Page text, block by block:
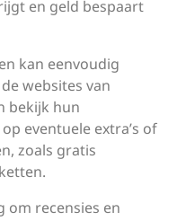
en geld bespaart
kan eenvoudig
websites van
bekijk hun
eventuele extra’s of
zoals gratis
om recensies en